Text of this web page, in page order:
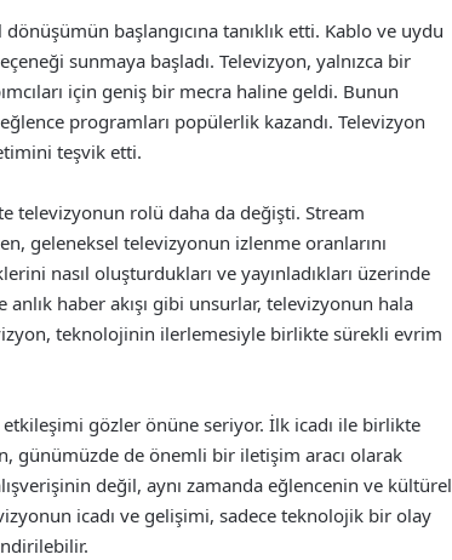
başlangıcına tanıklık etti. Kablo ve uydu
sunmaya başladı. Televizyon, yalnızca bir
için geniş bir mecra haline geldi. Bunun
programları popülerlik kazandı. Televizyon
teşvik etti.
televizyonun rolü daha da değişti. Stream
geleneksel televizyonun izlenme oranlarını
nasıl oluşturdukları ve yayınladıkları üzerinde
anlık haber akışı gibi unsurlar, televizyonun hala
teknolojinin ilerlemesiyle birlikte sürekli evrim
gözler önüne seriyor. İlk icadı ile birlikte
günümüzde de önemli bir iletişim aracı olarak
değil, aynı zamanda eğlencenin ve kültürel
icadı ve gelişimi, sadece teknolojik bir olay